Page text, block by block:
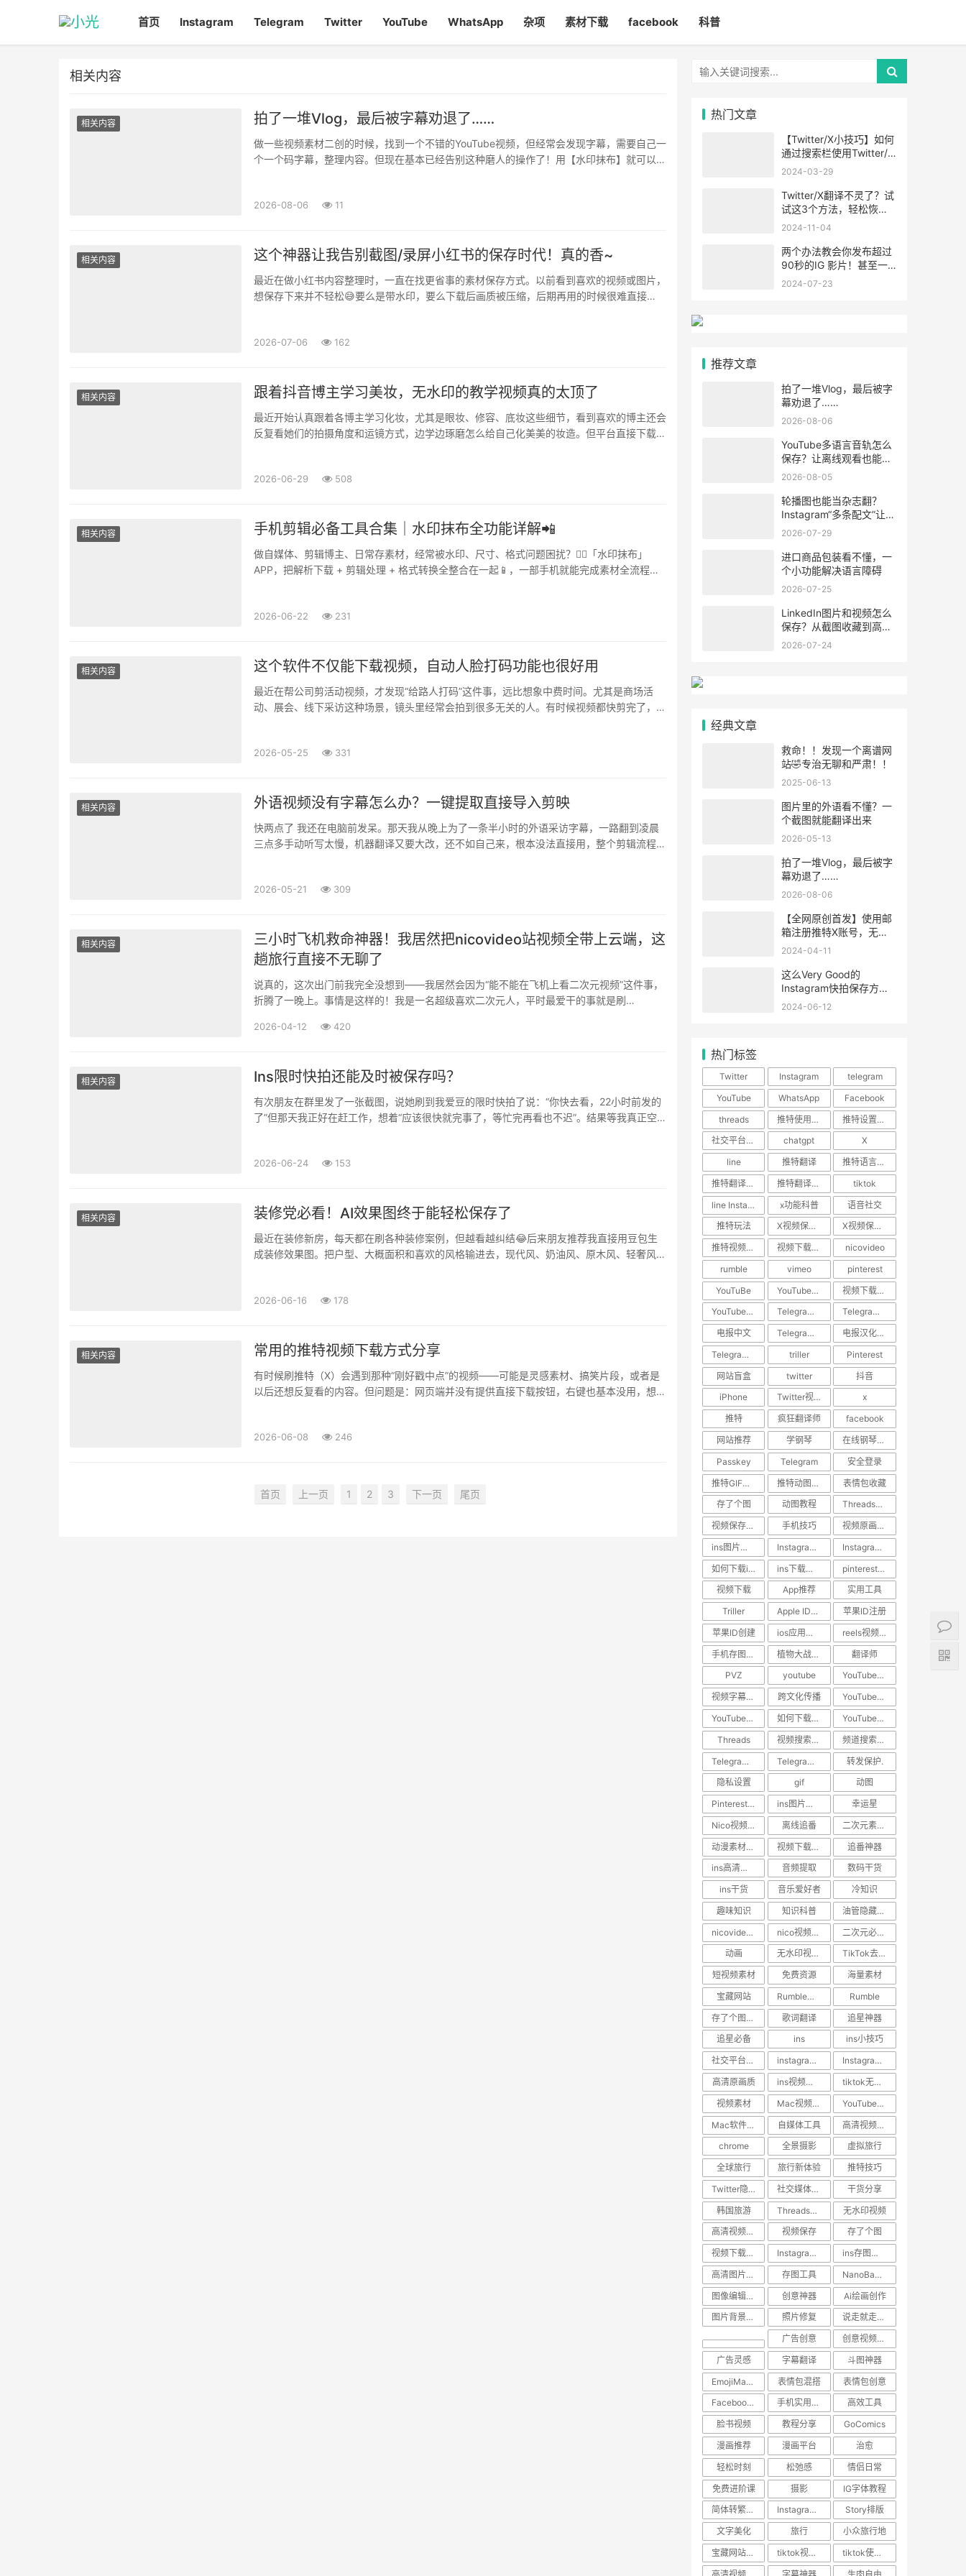
首页 Instagram Telegram Twitter YouTube WhatsApp 杂项 素材下载 facebook 科普
相关内容
相关内容 拍了一堆Vlog，最后被字幕劝退了……
做一些视频素材二创的时候，找到一个不错的YouTube视频，但经常会发现字幕，需要自己一
个一个码字幕，整理内容。但现在基本已经告别这种磨人的操作了！用【水印抹布】就可以，
2026-08-06 11
相关内容 这个神器让我告别截图/录屏小红书的保存时代！真的香~
最近在做小红书内容整理时，一直在找更省事的素材保存方式。以前看到喜欢的视频或图片，
想保存下来并不轻松😅要么是带水印，要么下载后画质被压缩，后期再用的时候很难直接
2026-07-06 162
相关内容 跟着抖音博主学习美妆，无水印的教学视频真的太顶了
最近开始认真跟着各博主学习化妆，尤其是眼妆、修容、底妆这些细节，看到喜欢的博主还会
反复看她们的拍摄角度和运镜方式，边学边琢磨怎么给自己化美美的妆造。但平台直接下载的
2026-06-29 508
相关内容 手机剪辑必备工具合集｜水印抹布全功能详解📲
做自媒体、剪辑博主、日常存素材，经常被水印、尺寸、格式问题困扰？😵‍💫「水印抹布」
APP，把解析下载 + 剪辑处理 + 格式转换全整合在一起📱，一部手机就能完成素材全流程处
2026-06-22 231
相关内容 这个软件不仅能下载视频，自动人脸打码功能也很好用
最近在帮公司剪活动视频，才发现“给路人打码”这件事，远比想象中费时间。尤其是商场活
动、展会、线下采访这种场景，镜头里经常会拍到很多无关的人。有时候视频都快剪完了，才
2026-05-25 331
相关内容 外语视频没有字幕怎么办？一键提取直接导入剪映
快两点了 我还在电脑前发呆。那天我从晚上为了一条半小时的外语采访字幕，一路翻到凌晨
三点多手动听写太慢，机器翻译又要大改，还不如自己来，根本没法直接用，整个剪辑流程直
2026-05-21 309
相关内容
三小时飞机救命神器！我居然把nicovideo站视频全带上云端，这
趟旅行直接不无聊了
说真的，这次出门前我完全没想到——我居然会因为“能不能在飞机上看二次元视频”这件事，
折腾了一晚上。事情是这样的！我是一名超级喜欢二次元人，平时最爱干的事就是刷
全···
2026-04-12 420
相关内容 Ins限时快拍还能及时被保存吗？
有次朋友在群里发了一张截图，说她刷到我爱豆的限时快拍了说：“你快去看，22小时前发的
了”但那天我正好在赶工作，想着“应该很快就完事了，等忙完再看也不迟”。结果等我真正空
2026-06-24 153
相关内容 装修党必看！AI效果图终于能轻松保存了
最近在装修新房，每天都在刷各种装修案例，但越看越纠结😂后来朋友推荐我直接用豆包生
成装修效果图。把户型、大概面积和喜欢的风格输进去，现代风、奶油风、原木风、轻奢风都
2026-06-16 178
相关内容 常用的推特视频下载方式分享
有时候刷推特（X）会遇到那种“刚好戳中点”的视频——可能是灵感素材、搞笑片段，或者是
以后还想反复看的内容。但问题是：网页端并没有提供直接下载按钮，右键也基本没用，想保
2026-06-08 246
首页 上一页 1 2 3 下一页 尾页
热门文章
【Twitter/X小技巧】如何
通过搜索栏使用Twitter/X
的高级搜索功能
2024-03-29
Twitter/X翻译不灵了？试
试这3个方法，轻松恢
复！
2024-11-04
两个办法教会你发布超过
90秒的IG 影片！甚至一
小时！
2024-07-23
推荐文章
拍了一堆Vlog，最后被字
幕劝退了……
2026-08-06
YouTube多语言音轨怎么
保存？让离线观看也能听
懂视频内容
2026-08-05
轮播图也能当杂志翻？
Instagram“多条配文”让每
张图学会“自述”
2026-07-29
进口商品包装看不懂，一
个小功能解决语言障碍
2026-07-25
LinkedIn图片和视频怎么
保存？从截图收藏到高清
素材整理的方法
2026-07-24
经典文章
救命！！发现一个离谱网
站🤣专治无聊和严肃！！
2025-06-13
图片里的外语看不懂？一
个截图就能翻译出来
2026-05-13
拍了一堆Vlog，最后被字
幕劝退了……
2026-08-06
【全网原创首发】使用邮
箱注册推特X账号，无需
绑定手机验证码！
2024-04-11
这么Very Good的
Instagram快拍保存方法
你确定不馋吗！
2024-06-12
热门标签
Twitter Instagram
telegram
YouTube
WhatsApp
Facebook
threads
推特使用技巧
推特设置教程
社交平台使用指南
chatgpt
X
line
推特翻译
推特语言设置
推特翻译功能
推特翻译插件
tiktok
line Instagram
x功能科普
语音社交
推特玩法
X视频保存攻略
X视频保存教程
推特视频下载
视频下载神器
nicovideo
rumble
vimeo
pinterest
YouTuBe
YouTube视频下载
视频下载教程
YouTube视频搬运
​Telegram汉化
Telegram中文设置
电报中文
Telegram使用技巧
电报汉化方法
Telegram教程
triller
Pinterest
网站盲盒
twitter
抖音
iPhone
Twitter视频去水印
x
推特
疯狂翻译师
facebook
网站推荐
学钢琴
在线钢琴学习网站
Passkey
Telegram
安全登录
推特GIF存图
推特动图保存
表情包收藏
存了个图
动图教程
Threads教程
视频保存技巧
手机技巧
视频原画质下载
ins图片下载
Instagram图片保存
Instagram内容下载
如何下载ins照片
ins下载助手
pinterest视频下载
视频下载
App推荐
实用工具
Triller
Apple ID教程
苹果ID注册
苹果ID创建
ios应用下载
reels视频下载教程
手机存图神器
植物大战僵尸
翻译师
PVZ
youtube
YouTube技巧
视频字幕翻译
跨文化传播
YouTube下载
YouTube视频下载
如何下载YouTube视频
YouTube教程
Threads
视频搜索方法
频道搜索方法
Telegram隐私保护
Telegram技巧
转发保护.
隐私设置
gif
动图
Pinterest动图保存
ins图片保存.日常美图
幸运星
Nico视频下载
离线追番
二次元素材下载
动漫素材保存
视频下载工具
追番神器
ins高清视频下载
音频提取
数码干货
ins干货
音乐爱好者
冷知识
趣味知识
知识科普
油管隐藏技巧
nicovideo视频下载
nico视频如何保存到手机
二次元必备工具
动画
无水印视频下载
TikTok去水印
短视频素材
免费资源
海量素材
宝藏网站
Rumble视频下载
Rumble
存了个图App
歌词翻译
追星神器
追星必备
ins
ins小技巧
社交平台教程
instagram点赞记录找回
Instagram视频下载
高清原画质
ins视频压缩原因
tiktok无水印视频下载
视频素材
Mac视频下载工具
YouTube高清下载
Mac软件推荐
自媒体工具
高清视频下载神器
chrome
全景摄影
虚拟旅行
全球旅行
旅行新体验
推特技巧
Twitter隐藏功能
社交媒体小技巧
干货分享
韩国旅游
Threads视频下载
无水印视频
高清视频下载
视频保存
存了个图
视频下载神器
Instagram高清下载
ins存图技巧
高清图片保存
存图工具
NanoBanana
图像编辑工具
创意神器
Ai绘画创作
图片背景转换
照片修复
说走就走的旅行
广告创意
创意视频下载
广告灵感
字幕翻译
斗图神器
EmojiMashup
表情包混搭
表情包创意
Facebook视频保存
手机实用技巧
高效工具
脸书视频
教程分享
GoComics
漫画推荐
漫画平台
治愈
轻松时刻
松弛感
情侣日常
免费进阶课
摄影
IG字体教程
简体转繁体技巧
Instagram使用技巧
Story排版
文字美化
旅行
小众旅行地
宝藏网站推荐
tiktok视频下载
tiktok使用技巧